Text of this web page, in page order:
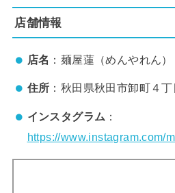
店舗情報
店名 ：麺屋蓮（めんやれん）
住所 ：秋田県秋田市卸町４丁
インスタグラム ：
https://www.instagram.com/